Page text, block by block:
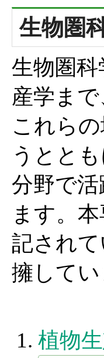
生物圏
生物圏
産学ま
これら
うとと
分野で
ます。
記され
擁してい
植物